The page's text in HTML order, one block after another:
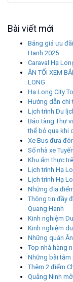
Bài viết mới
Bảng giá ưu
Hanh 2025
Caraval Hạ
ĂN TỐI XEM
LONG
Hạ Long City
Hướng dẫn chi
Lịch trình Du
Bảo tàng Thư
thể bỏ qua khi
Xe Bus đưa
Số nhà xe
Khu ẩm thực
Lịch trình Hạ
Lịch trình Hạ
Những địa
Thông tin đầy
Quang Hanh
Kinh nghiệm
Kinh nghiệm
Những quán
Top nhà hàng
Những bãi tắm
Thêm 2 điểm
Quảng Ninh